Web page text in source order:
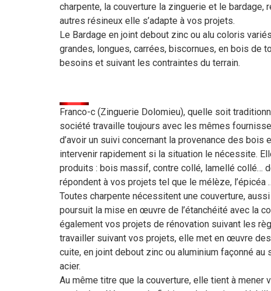
charpente, la couverture la zinguerie et le bardage,
autres résineux elle s’adapte à vos projets.
Le Bardage en joint debout zinc ou alu coloris
grandes, longues, carrées, biscornues, en bois de
besoins et suivant les contraintes du terrain.
Franco-c (Zinguerie Dolomieu), quelle soit
société travaille toujours avec les mêmes
d’avoir un suivi concernant la provenance des bois
intervenir rapidement si la situation le nécessite.
produits : bois massif, contre collé, lamellé collé…
répondent à vos projets tel que le mélèze, l’épicéa
Toutes charpente nécessitent une couverture,
poursuit la mise en œuvre de l’étanchéité avec la
également vos projets de rénovation suivant les
travailler suivant vos projets, elle met en œuvre
cuite, en joint debout zinc ou aluminium façonné
acier.
Au même titre que la couverture, elle tient à mener